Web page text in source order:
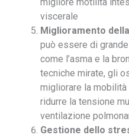
viscerale
Miglioramento
può essere di
come l’asma e la
tecniche mirate, gli
migliorare la
ridurre la tensione
ventilazione
Gestione dello